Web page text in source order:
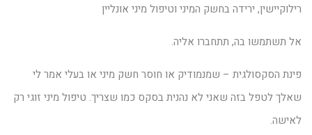
רילוקיישין, ירידה בחשק המיני וטיפול מיני אונליין
אל תשתמשו בה, תתחברו אליה.
פינת הסקסולגית – שמנמודיק או חוסר חשק מיני או בעלי אמר לי
שאלך לטפל בזה שאני לא נהנית בסקס כמו שצריך. טיפול מיני זוגי רק
לאישה.